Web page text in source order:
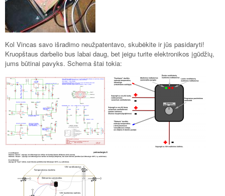
Kol Vincas savo išradimo neužpatentavo, skubėkite ir jūs pasidaryti!
Kruopštaus darbelio bus labai daug, bet jeigu turite elektronikos įgūdžių,
jums būtinai pavyks. Schema štai tokia: